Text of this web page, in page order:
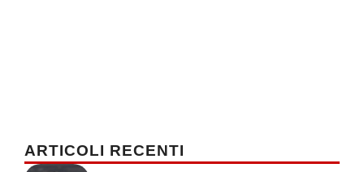
ARTICOLI RECENTI